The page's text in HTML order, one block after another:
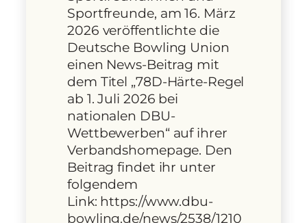
Sportfreunde, am 16. März
2026 veröffentlichte die
Deutsche Bowling Union
einen News-Beitrag mit
dem Titel „78D-Härte-Regel
ab 1. Juli 2026 bei
nationalen DBU-
Wettbewerben“ auf ihrer
Verbandshomepage. Den
Beitrag findet ihr unter
folgendem
Link: https://www.dbu-
bowling.de/news/2538/1210